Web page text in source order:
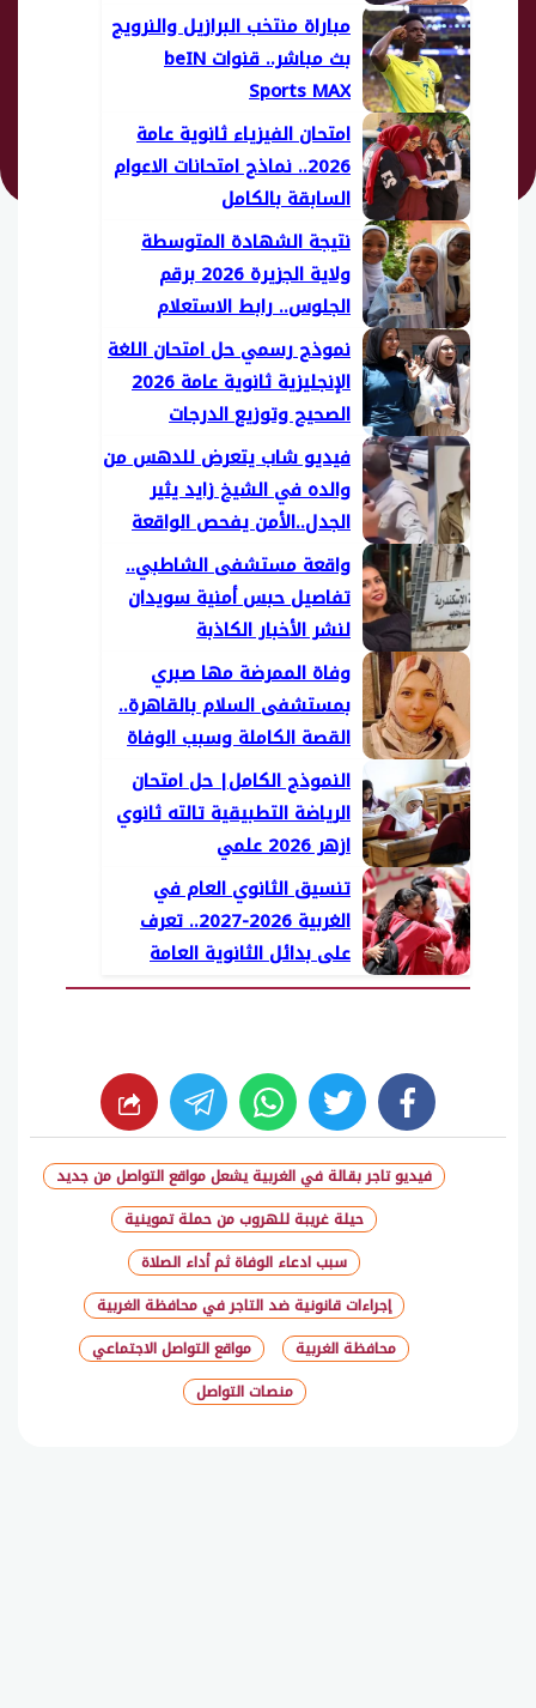
شاومينج
مباراة منتخب البرازيل والنرويج
بث مباشر.. قنوات beIN
Sports MAX
امتحان الفيزياء ثانوية عامة
2026.. نماذج امتحانات الاعوام
السابقة بالكامل
نتيجة الشهادة المتوسطة
ولاية الجزيرة 2026 برقم
الجلوس.. رابط الاستعلام
بالخطوات
نموذج رسمي حل امتحان اللغة
الإنجليزية ثانوية عامة 2026
الصحيح وتوزيع الدرجات
فيديو شاب يتعرض للدهس من
والده في الشيخ زايد يثير
الجدل..الأمن يفحص الواقعة
واقعة مستشفى الشاطبي..
تفاصيل حبس أمنية سويدان
لنشر الأخبار الكاذبة
وفاة الممرضة مها صبري
بمستشفى السلام بالقاهرة..
القصة الكاملة وسبب الوفاة
النموذج الكامل| حل امتحان
الرياضة التطبيقية تالته ثانوي
ازهر 2026 علمي
تنسيق الثانوي العام في
الغربية 2026-2027.. تعرف
على بدائل الثانوية العامة
facebook
twitter
whats
فيديو تاجر بقالة في الغربية يشعل مواقع التواصل من جديد
حيلة غريبة للهروب من حملة تموينية
سبب ادعاء الوفاة ثم أداء الصلاة
إجراءات قانونية ضد التاجر في محافظة الغربية
محافظة الغربية
مواقع التواصل الاجتماعي
منصات التواصل